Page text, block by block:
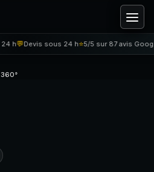
sous 24 h⭐5/5 sur 87 avis Google✓